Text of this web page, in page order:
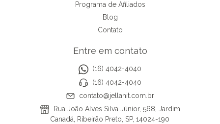
Programa de Afiliados
Blog
Contato
Entre em contato
(16) 4042-4040
(16) 4042-4040
contato@jellahit.com.br
Rua João Alves Silva Júnior, 568, Jardim
Canadá, Ribeirão Preto, SP, 14024-190